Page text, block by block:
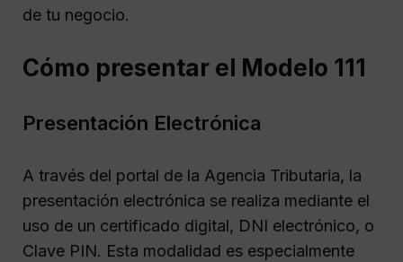
de tu negocio.
Cómo presentar el Modelo 111
Presentación Electrónica
A través del portal de la Agencia Tributaria, la
presentación electrónica se realiza mediante el
uso de un certificado digital, DNI electrónico, o
Clave PIN. Esta modalidad es especialmente